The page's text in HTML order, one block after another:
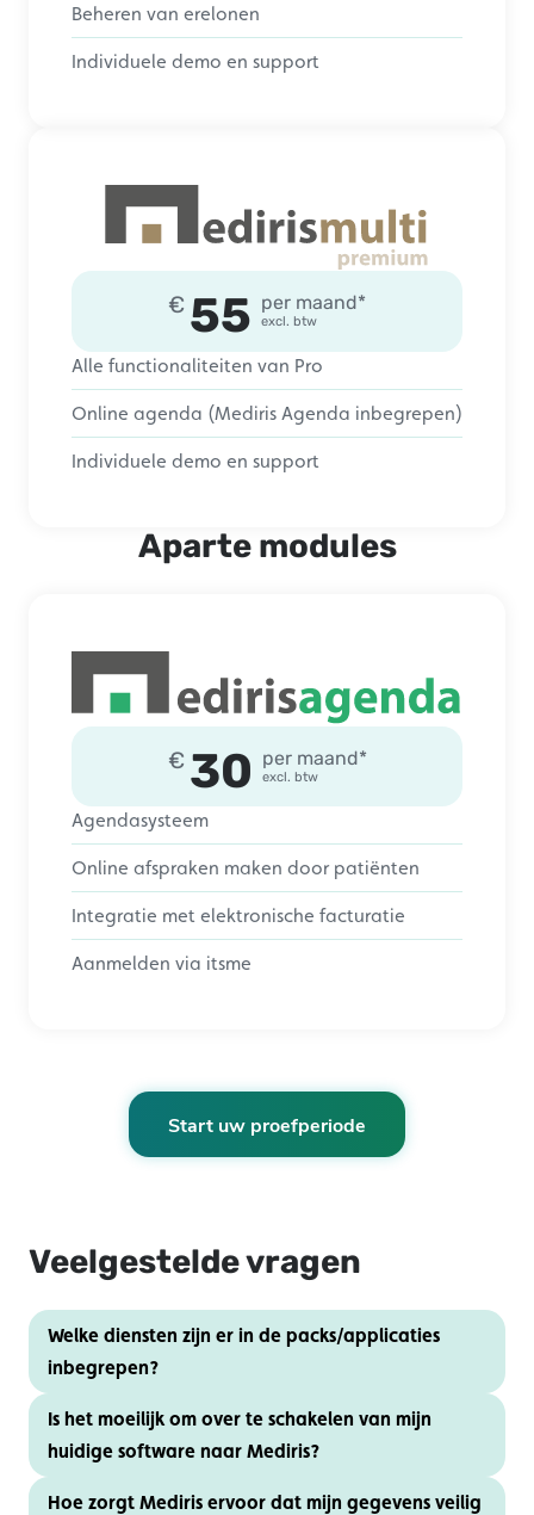
Beheren van erelonen
Individuele demo en support
€ 55 per maand*
excl. btw
Alle functionaliteiten van Pro
Online agenda (Mediris Agenda inbegrepen)
Individuele demo en support
Aparte modules
€ 30 per maand*
excl. btw
Agendasysteem
Online afspraken maken door patiënten
Integratie met elektronische facturatie
Aanmelden via itsme
Start uw proefperiode
Veelgestelde vragen
Welke diensten zijn er in de packs/applicaties
inbegrepen?
Is het moeilijk om over te schakelen van mijn
huidige software naar Mediris?
Hoe zorgt Mediris ervoor dat mijn gegevens veilig